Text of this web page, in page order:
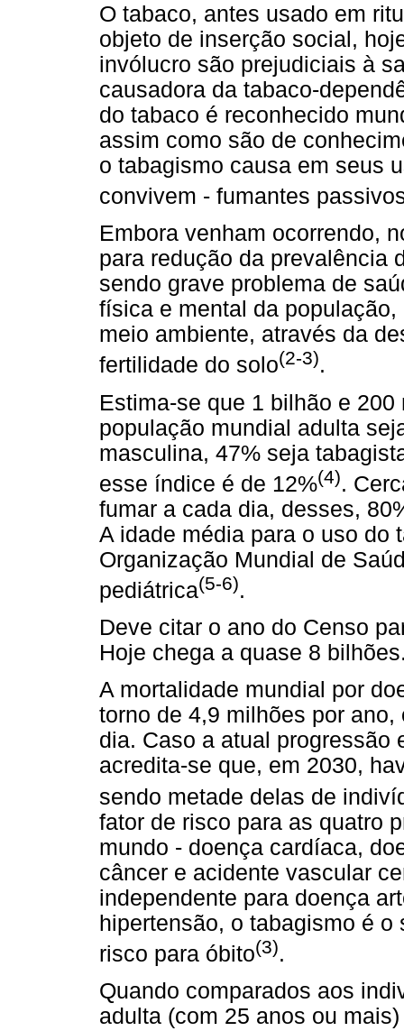
O tabaco, antes usado em
objeto de inserção social,
invólucro são prejudiciais à
causadora da tabaco-
do tabaco é reconhecido
assim como são de
o tabagismo causa em seus
convivem - fumantes
Embora venham ocorrendo,
para redução da prevalência
sendo grave problema de
física e mental da
meio ambiente, através da
fertilidade do solo(2-3).
Estima-se que 1 bilhão e
população mundial adulta
masculina, 47% seja
esse índice é de 12%(4).
fumar a cada dia, desses,
A idade média para o uso do
Organização Mundial de
pediátrica(5-6).
Deve citar o ano do Censo
Hoje chega a quase 8
A mortalidade mundial por
torno de 4,9 milhões por
dia. Caso a atual progressão
acredita-se que, em 2030,
sendo metade delas de
fator de risco para as quatro
mundo - doença cardíaca,
câncer e acidente vascular
independente para doença
hipertensão, o tabagismo é
risco para óbito(3).
Quando comparados aos
adulta (com 25 anos ou